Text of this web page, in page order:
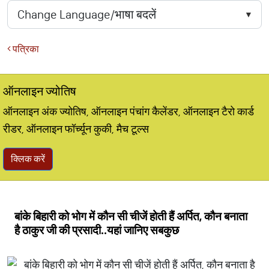
पत्रिका
ऑनलाइन ज्योतिष
ऑनलाइन अंक ज्योतिष, ऑनलाइन पंचांग कैलेंडर, ऑनलाइन टैरो कार्ड
रीडर, ऑनलाइन फॉर्च्यून कुकी, मैच टूल्स
क्लिक करें
बांके बिहारी को भोग में कौन सी चीजें होती हैं अर्पित, कौन बनाता
है ठाकुर जी की प्रसादी..यहां जानिए सबकुछ